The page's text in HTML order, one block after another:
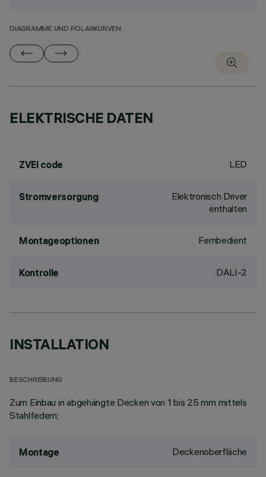
DIAGRAMME UND POLARKURVEN
ELEKTRISCHE DATEN
ZVEI code LED
Stromversorgung
Elektronisch Driver
enthalten
Montageoptionen Fernbedient
Kontrolle DALI-2
INSTALLATION
BESCHREIBUNG
Zum Einbau in abgehängte Decken von 1 bis 25 mm mittels
Stahlfedern;
Montage Deckenoberfläche